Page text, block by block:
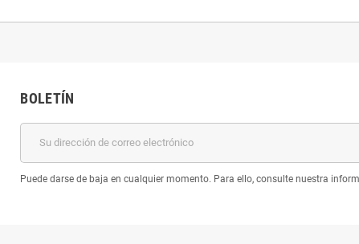
BOLETÍN
Puede darse de baja en cualquier momento. Para ello, consulte nuestra